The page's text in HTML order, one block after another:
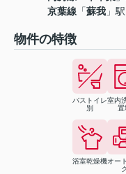
京葉線 「蘇我 」
物件の特徴
バストイレ
別
室内
置
浴室乾燥機オー
ク